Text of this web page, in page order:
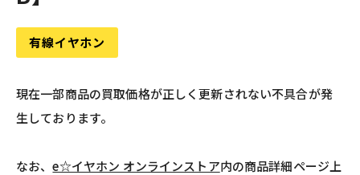
有線イヤホン
現在一部商品の買取価格が正しく更新されない不具合が発
生しております。
なお、e☆イヤホン オンラインストア内の商品詳細ページ上